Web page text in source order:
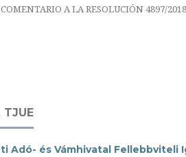
A LA RESOLUCIÓN 4897/
TJUE
Adó- és Vámhivatal Fellebbviteli